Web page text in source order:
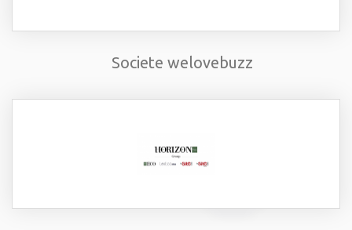
Societe welovebuzz